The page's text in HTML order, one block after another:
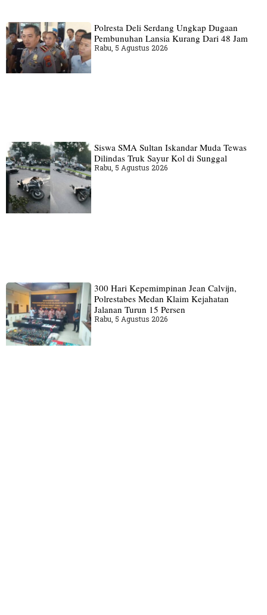
Polresta Deli Serdang Ungkap Dugaan
Pembunuhan Lansia Kurang Dari 48 Jam
Rabu, 5 Agustus 2026
Siswa SMA Sultan Iskandar Muda Tewas
Dilindas Truk Sayur Kol di Sunggal
Rabu, 5 Agustus 2026
300 Hari Kepemimpinan Jean Calvijn,
Polrestabes Medan Klaim Kejahatan
Jalanan Turun 15 Persen
Rabu, 5 Agustus 2026